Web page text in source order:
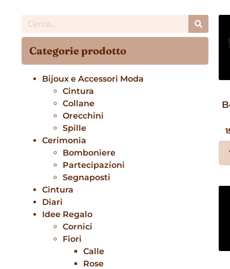
Categorie prodotto
Bijoux e Accessori Moda
Cintura
Collane
Orecchini
Spille
Cerimonia
Bomboniere
Partecipazioni
Segnaposti
Cintura
Diari
Idee Regalo
Cornici
Fiori
Calle
Rose